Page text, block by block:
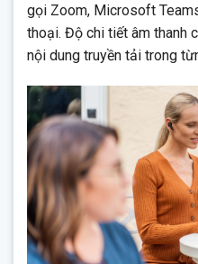
gọi Zoom, Microsoft
thoại. Độ chi tiết âm thanh
nội dung truyền tải trong